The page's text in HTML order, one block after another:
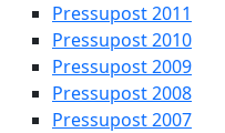
Pressupost 2011
Pressupost 2010
Pressupost 2009
Pressupost 2008
Pressupost 2007